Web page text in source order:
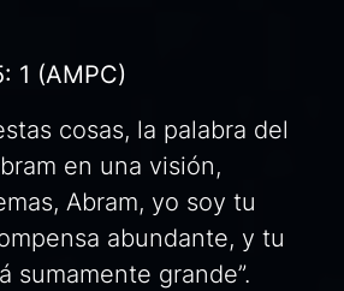
1 (AMPC)
cosas, la palabra del
en una visión,
Abram, yo soy tu
abundante, y tu
sumamente grande”.